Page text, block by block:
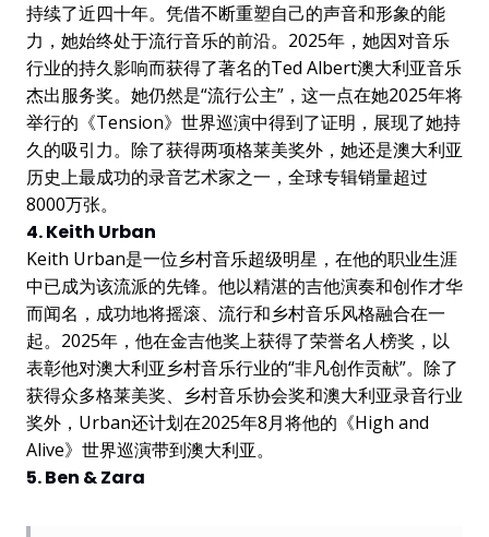
持续了近四十年。凭借不断重塑自己的声音和形象的能
力，她始终处于流行音乐的前沿。2025年，她因对音乐
行业的持久影响而获得了著名的Ted Albert澳大利亚音乐
杰出服务奖。她仍然是“流行公主”，这一点在她2025年将
举行的《Tension》世界巡演中得到了证明，展现了她持
久的吸引力。除了获得两项格莱美奖外，她还是澳大利亚
历史上最成功的录音艺术家之一，全球专辑销量超过
8000万张。
4. Keith Urban
Keith Urban是一位乡村音乐超级明星，在他的职业生涯
中已成为该流派的先锋。他以精湛的吉他演奏和创作才华
而闻名，成功地将摇滚、流行和乡村音乐风格融合在一
起。2025年，他在金吉他奖上获得了荣誉名人榜奖，以
表彰他对澳大利亚乡村音乐行业的“非凡创作贡献”。除了
获得众多格莱美奖、乡村音乐协会奖和澳大利亚录音行业
奖外，Urban还计划在2025年8月将他的《High and
Alive》世界巡演带到澳大利亚。
5. Ben & Zara